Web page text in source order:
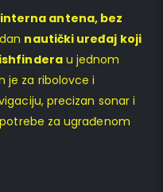
interna antena, bez
nautički uređaj koji
u jednom
je za ribolovce i
precizan sonar i
za ugrađenom